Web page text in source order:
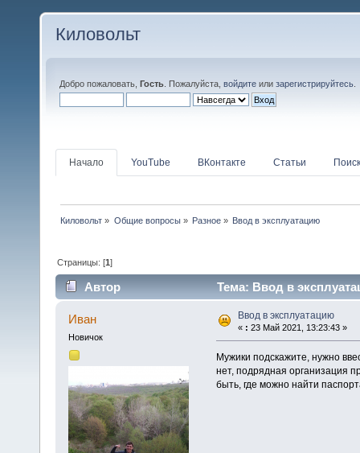
Киловольт
Добро пожаловать, Гость . Пожалуйста, войдите или зарегистрируйтесь
Начало YouTube ВКонтакте Статьи Поиск
Киловольт » Общие вопросы» Разное» Ввод в эксплуатацию
Страницы: [1]
Автор Тема: Ввод в
Иван
Новичок
Ввод в эксплуатацию
« : 23 Май 2021, 13:23:43 »
Мужики подскажите, нужно
нет, подрядная организация
быть, где можно найти